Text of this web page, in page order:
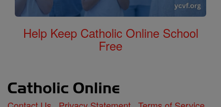
Help Keep Catholic Online School
Free